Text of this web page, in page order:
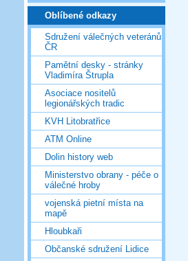
Oblíbené odkazy
Sdružení válečných veteránů
ČR
Pamětní desky - stránky
Vladimíra Štrupla
Asociace nositelů
legionářských tradic
KVH Litobratřice
ATM Online
Dolin history web
Ministerstvo obrany - péče o
válečné hroby
vojenská pietní místa na
mapě
Hloubkaři
Občanské sdružení Lidice